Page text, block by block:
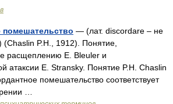
помешательство — (лат. discordare – не
(Chaslin P.H., 1912). Понятие,
расщеплению E. Bleuler и
атаксии E. Stransky. Понятие P.H. Chaslin
помешательство соответствует
…